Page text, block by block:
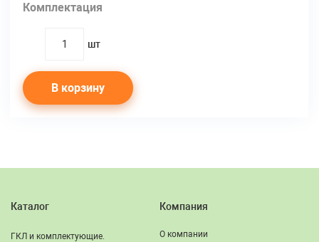
Комплектация
quantity
шт
В корзину
Каталог
ГКЛ и комплектующие.
Компания
О компании